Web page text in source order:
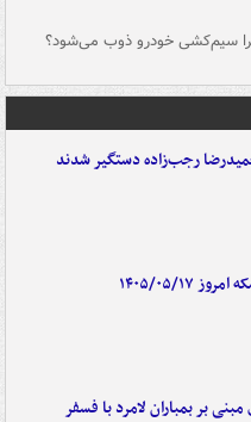
سیم‌کشی خودرو ذوب می‌شود؟
۱۴۰۵/۰۵/۱۷
بر بمباران لامرد با فسفر